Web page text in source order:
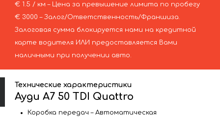
€ 1.5 / км – Цена за превышение лимита по пробегу
€ 3000 – Залог/Ответственность/Франшиза.
Залоговая сумма блокируется нами на кредитной
карте водителя ИЛИ предоставляется Вами
наличными при получении авто.
Технические характеристики
Ауди A7 50 TDI Quattro
Коробка передач – Автоматическая